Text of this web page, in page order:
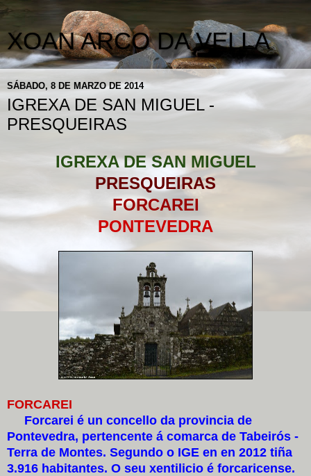
XOAN ARCO DA VELLA
SÁBADO, 8 DE MARZO DE 2014
IGREXA DE SAN MIGUEL -
PRESQUEIRAS
IGREXA DE SAN MIGUEL
PRESQUEIRAS
FORCAREI
PONTEVEDRA
FORCAREI
Forcarei é un concello da provincia de
Pontevedra, pertencente á comarca de Tabeirós -
Terra de Montes. Segundo o IGE en en 2012 tiña
3.916 habitantes. O seu xentilicio é forcaricense.